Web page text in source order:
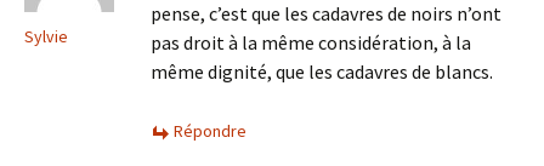
Sylvie
pense, c’est que les cadavres de noirs n’ont
pas droit à la même considération, à la
même dignité, que les cadavres de blancs.
Répondre